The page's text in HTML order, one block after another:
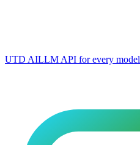
UTD AILLM API for every model